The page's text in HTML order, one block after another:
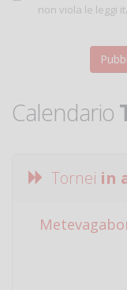
non viola le leggi
Calendario
Tornei in